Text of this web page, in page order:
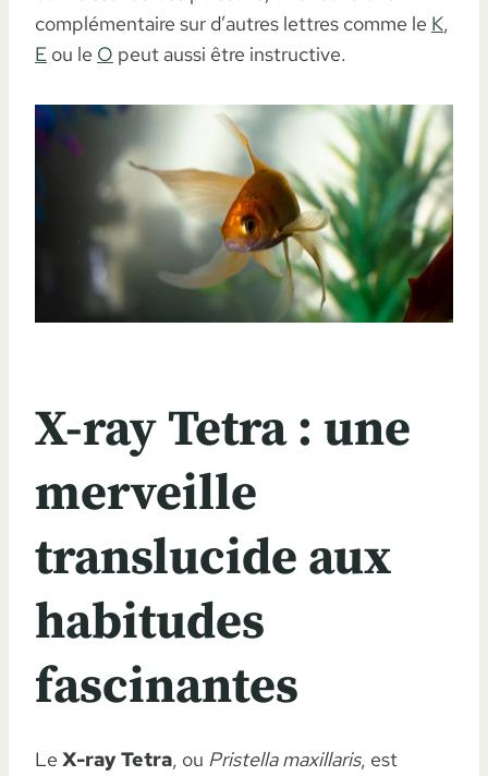
complémentaire sur d’autres lettres comme le K,
E ou le O peut aussi être instructive.
X-ray Tetra : une
merveille
translucide aux
habitudes
fascinantes
Le X-ray Tetra, ou Pristella maxillaris, est